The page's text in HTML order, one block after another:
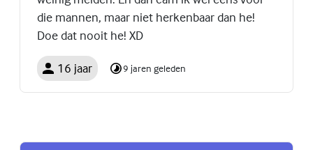
die mannen, maar niet herkenbaar dan he!
Doe dat nooit he! XD
16 jaar 9 jaren geleden